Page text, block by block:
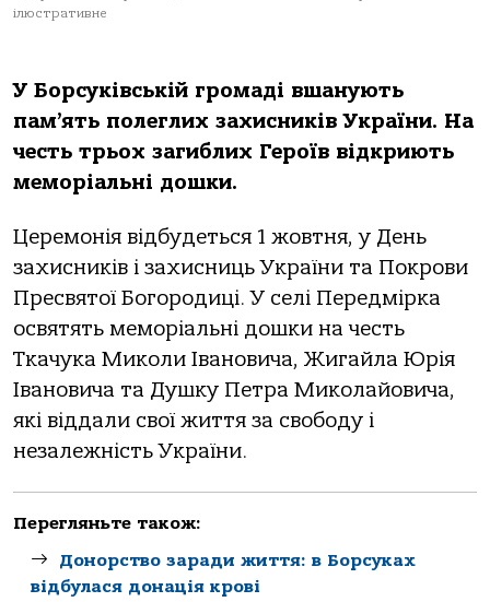
ілюстративне
У Борсуківській громаді вшанують
пам’ять полеглих захисників України. На
честь трьох загиблих Героїв відкриють
меморіальні дошки.
Церемонія відбудеться 1 жовтня, у День
захисників і захисниць України та Покрови
Пресвятої Богородиці. У селі Передмірка
освятять меморіальні дошки на честь
Ткачука Миколи Івановича, Жигайла Юрія
Івановича та Душку Петра Миколайовича,
які віддали свої життя за свободу і
незалежність України.
Перегляньте також:
Донорство заради життя: в Борсуках
відбулася донація крові